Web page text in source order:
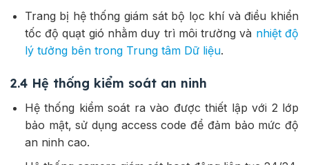
Trang bị hệ thống giám sát bộ lọc khí và điều khiển
tốc độ quạt gió nhằm duy trì môi trường và nhiệt độ
lý tưởng bên trong Trung tâm Dữ liệu.
2.4 Hệ thống kiểm soát an ninh
Hệ thống kiểm soát ra vào được thiết lập với 2 lớp
bảo mật, sử dụng access code để đảm bảo mức độ
an ninh cao.